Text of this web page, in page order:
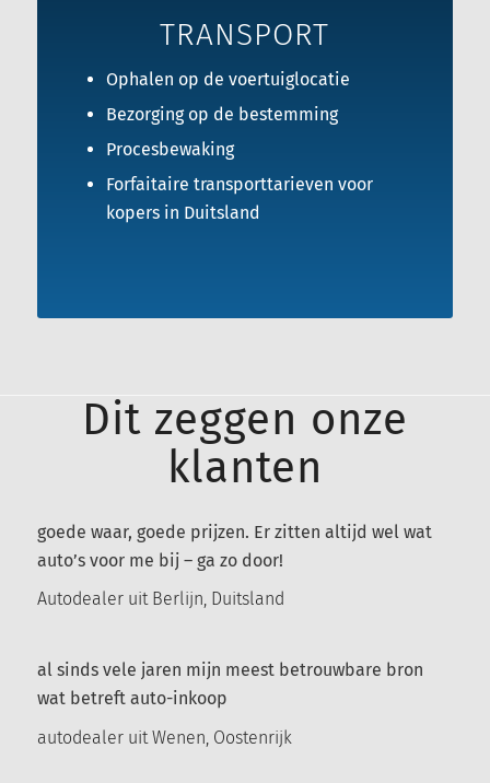
TRANSPORT
Ophalen op de voertuiglocatie
Bezorging op de bestemming
Procesbewaking
Forfaitaire transporttarieven voor
kopers in Duitsland
Dit zeggen onze
klanten
goede waar, goede prijzen. Er zitten altijd wel wat
auto’s voor me bij – ga zo door!
Autodealer uit Berlijn, Duitsland
al sinds vele jaren mijn meest betrouwbare bron
wat betreft auto-inkoop
autodealer uit Wenen, Oostenrijk